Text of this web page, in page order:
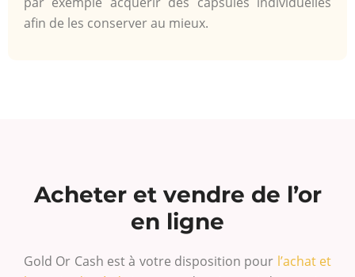
afin de les conserver au mieux.
Acheter et vendre de l’or
en ligne
Gold Or Cash est à votre disposition pour l’achat et